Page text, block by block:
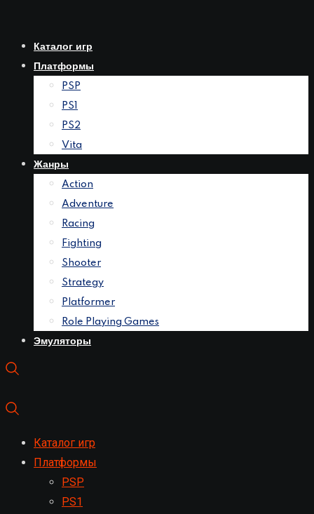
контентуКаталог игр
Платформы
PSP
PS1
PS2
Vita
Жанры
Action
Adventure
Racing
Fighting
Shooter
Strategy
Platformer
Role Playing Games
Эмуляторы
Каталог игр
Платформы
PSP
PS1